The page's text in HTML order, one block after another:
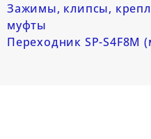
Зажимы, клипсы,
муфты
Переходник SP-S4F8M